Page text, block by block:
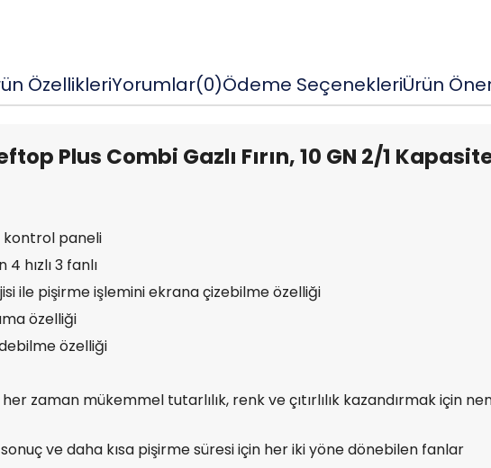
ÖzellikleriYorumlar(0)Ödeme SeçenekleriÜrün
Plus Combi Gazlı Fırın, 10 GN 2/1
kontrol paneli
hızlı 3 fanlı
ile pişirme işlemini ekrana çizebilme özelliği
özelliği
özelliği
zaman mükemmel tutarlılık, renk ve çıtırlılık kazandırmak için
ve daha kısa pişirme süresi için her iki yöne dönebilen fanlar